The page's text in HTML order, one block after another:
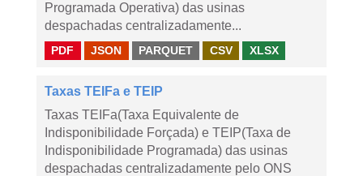
Programada Operativa) das usinas
despachadas centralizadamente...
PDF JSON PARQUET CSV XLSX
Taxas TEIFa e TEIP
Taxas TEIFa(Taxa Equivalente de
Indisponibilidade Forçada) e TEIP(Taxa de
Indisponibilidade Programada) das usinas
despachadas centralizadamente pelo ONS